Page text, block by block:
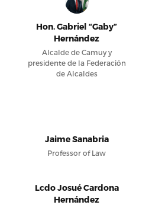
Hon. Gabriel “Gaby”
Hernández
Alcalde de Camuy y
presidente de la Federación
de Alcaldes
Jaime Sanabria
Professor of Law
Lcdo Josué Cardona
Hernández